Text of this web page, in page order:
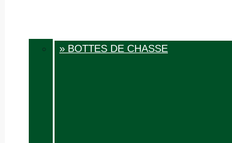
» BOTTES DE CHASSE